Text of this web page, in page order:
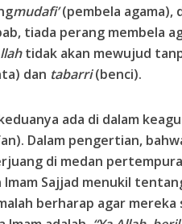
mudafi’(pembela agama),
tiada perang membela
tidak akan mewujud
dan tabarri(benci).
ada di dalam
Dalam pengertian,
di medan
Imam Sajjad menukil
berharap agar